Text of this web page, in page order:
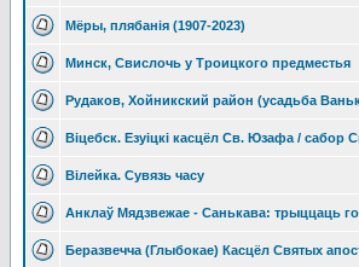
Мёры, плябанiя (1907-2023)
Минск, Свислочь у Троицкого предместья
Рудаков, Хойникский район (усадьба
Вiцебск. Езуiцкi касцёл Св. Юзафа / сабор
Вілейка. Сувязь часу
Анклаў Мядзвежае - Санькава: трыццаць
Беразвечча (Глыбокае) Касцёл Святых